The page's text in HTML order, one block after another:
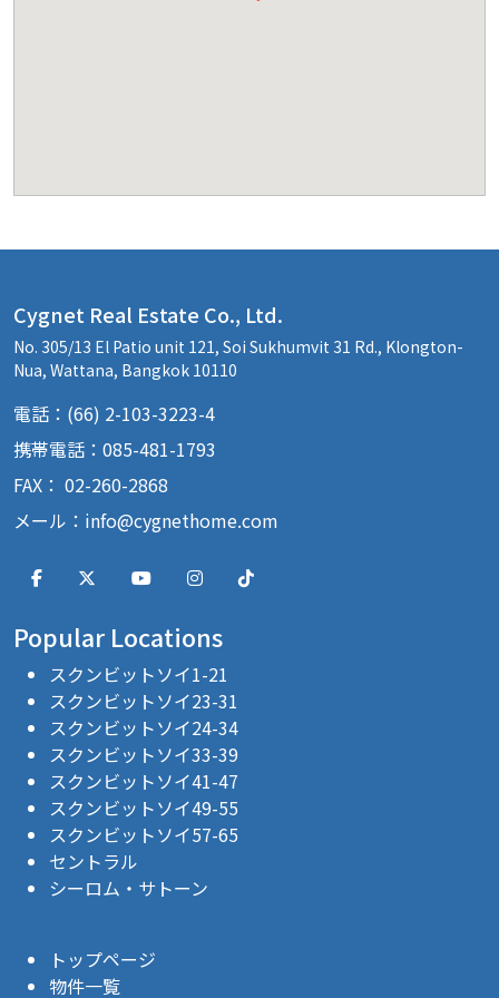
Cygnet Real Estate Co., Ltd.
No. 305/13 El Patio unit 121, Soi Sukhumvit 31 Rd., Klongton-
Nua, Wattana, Bangkok 10110
電話：(66) 2-103-3223-4
携帯電話：085-481-1793
FAX： 02-260-2868
メール： info@cygnethome.com
Popular Locations
スクンビットソイ1-21
スクンビットソイ23-31
スクンビットソイ24-34
スクンビットソイ33-39
スクンビットソイ41-47
スクンビットソイ49-55
スクンビットソイ57-65
セントラル
シーロム・サトーン
トップページ
物件一覧